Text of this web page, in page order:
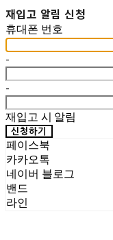
재입고 알림 신청
휴대폰 번호
-
-
재입고 시 알림
신청하기
페이스북
카카오톡
네이버 블로그
밴드
라인